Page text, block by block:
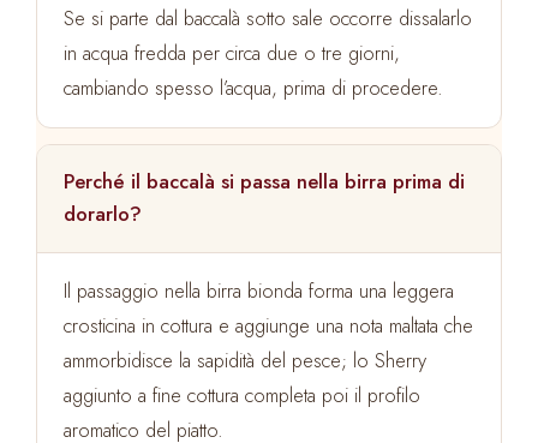
Se si parte dal baccalà sotto sale occorre dissalarlo
in acqua fredda per circa due o tre giorni,
cambiando spesso l’acqua, prima di procedere.
Perché il baccalà si passa nella birra prima di
dorarlo?
Il passaggio nella birra bionda forma una leggera
crosticina in cottura e aggiunge una nota maltata che
ammorbidisce la sapidità del pesce; lo Sherry
aggiunto a fine cottura completa poi il profilo
aromatico del piatto.